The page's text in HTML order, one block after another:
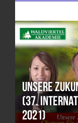
Unsere
(37.
2021)